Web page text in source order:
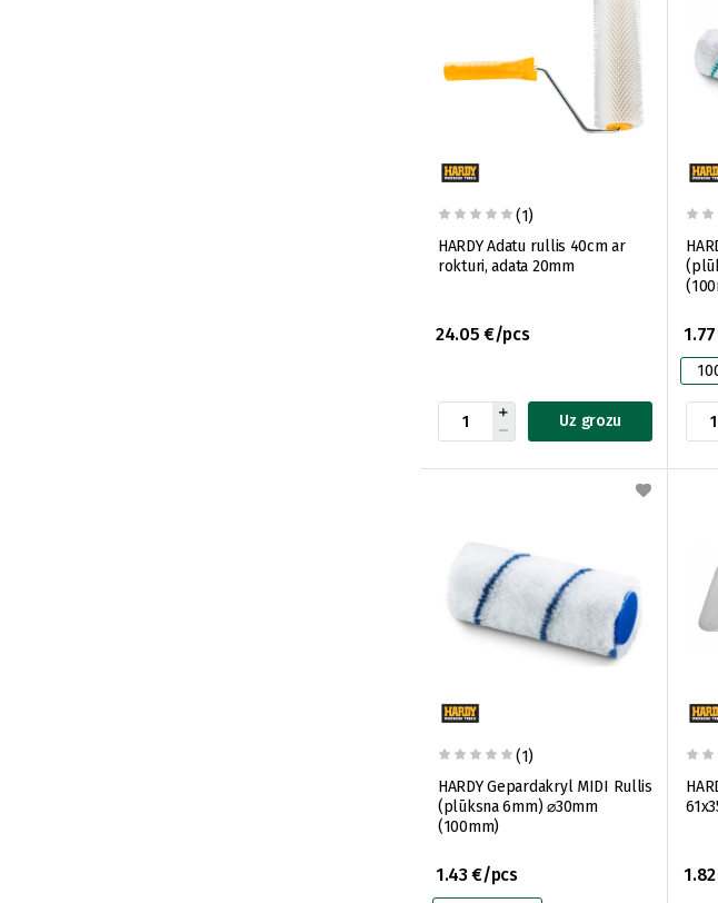
(1)
HARDY Adatu rullis 40cm ar
rokturi, adata 20mm
24.05 €/pcs
Uz grozu
(1)
HARDY Gepardakryl MIDI Rullis
(plūksna 6mm) ⌀30mm
(100mm)
1.43 €/pcs